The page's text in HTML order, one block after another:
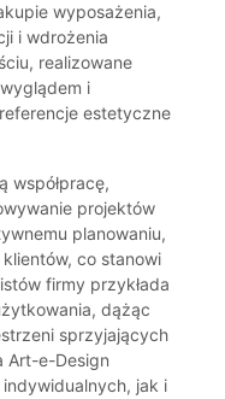
wyposażenia,
i wdrożenia
realizowane
i
estetyczne
współpracę,
projektów
planowaniu,
co stanowi
firmy przykłada
dążąc
sprzyjających
Art-e-Design
jak i